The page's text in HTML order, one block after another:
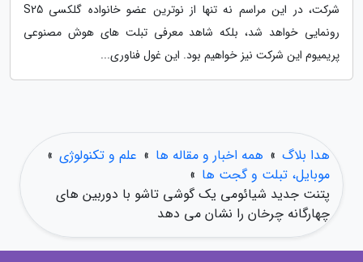
شرکت، در این مراسم نه تنها از نوترین عضو خانواده گلکسی S25
رونمایی خواهد شد، بلکه شاهد معرفی تبلت های هوش مصنوعی
پریمیوم این شرکت نیز خواهیم بود. این غول فناوری...
هدا بلاگ » همه اخبار و مقاله ها » علم و تکنولوژی »
موبایل، تبلت و گجت ها »
پتنت جدید شیائومی یک گوشی تاشو با دوربین های
چهارگانه چرخان را نشان می دهد